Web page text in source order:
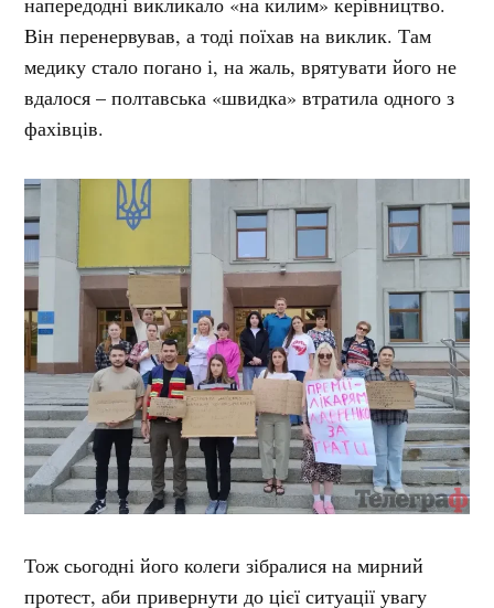
Він перенервував, а тоді поїхав на виклик. Там
медику стало погано і, на жаль, врятувати його не
вдалося – полтавська «швидка» втратила одного з
фахівців.
Тож сьогодні його колеги зібралися на мирний
протест, аби привернути до цієї ситуації увагу